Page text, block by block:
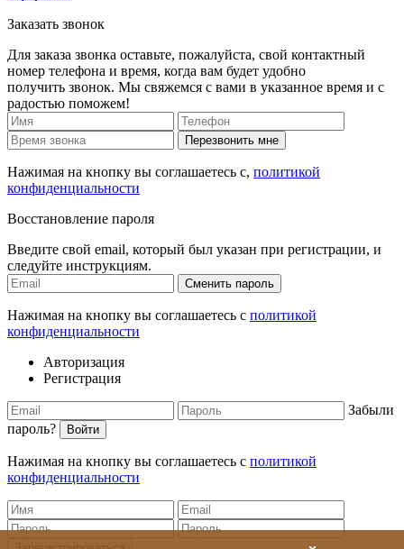
Заказать звонок
Для заказа звонка оставьте, пожалуйста, свой контактный
номер телефона и время, когда вам будет удобно
получить звонок. Мы свяжемся с вами в указанное время и с
радостью поможем!
Перезвонить мне
Нажимая на кнопку вы соглашаетесь с, политикой
конфиденциальности
Восстановление пароля
Введите свой email, который был указан при регистрации, и
следуйте инструкциям.
Сменить пароль
Нажимая на кнопку вы соглашаетесь с политикой
конфиденциальности
Авторизация
Регистрация
Забыли
пароль?
Войти
Нажимая на кнопку вы соглашаетесь с политикой
конфиденциальности